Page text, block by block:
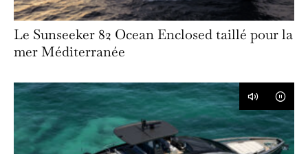
Le Sunseeker 82 Ocean Enclosed taillé pour la
mer Méditerranée